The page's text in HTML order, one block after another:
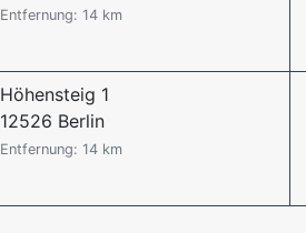
Entfernung: 14 km
Höhensteig 1
12526 Berlin
Entfernung: 14 km